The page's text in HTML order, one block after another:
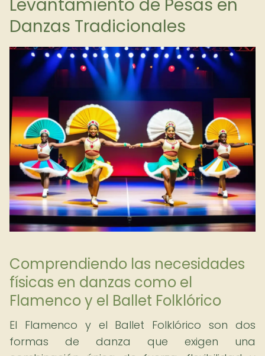
Levantamiento de Pesas en
Danzas Tradicionales
Comprendiendo las necesidades
físicas en danzas como el
Flamenco y el Ballet Folklórico
El Flamenco y el Ballet Folklórico son dos
formas de danza que exigen una